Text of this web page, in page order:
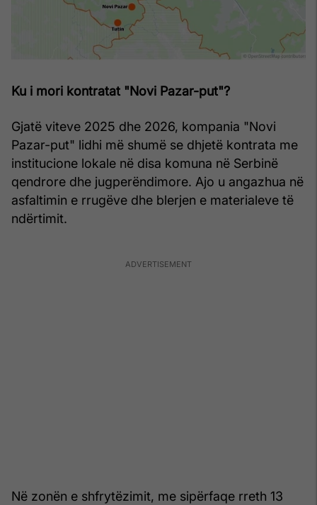
Ku i mori kontratat "Novi Pazar-put"?
Gjatë viteve 2025 dhe 2026, kompania "Novi
Pazar-put" lidhi më shumë se dhjetë kontrata me
institucione lokale në disa komuna në Serbinë
qendrore dhe jugperëndimore. Ajo u angazhua në
asfaltimin e rrugëve dhe blerjen e materialeve të
ndërtimit.
Në zonën e shfrytëzimit, me sipërfaqe rreth 13